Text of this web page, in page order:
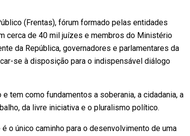
(Frentas), fórum formado pelas entidades
cerca de 40 mil juízes e membros do Ministério
da República, governadores e parlamentares da
se à disposição para o indispensável diálogo
tem como fundamentos a soberania, a cidadania, a
da livre iniciativa e o pluralismo político.
o único caminho para o desenvolvimento de uma